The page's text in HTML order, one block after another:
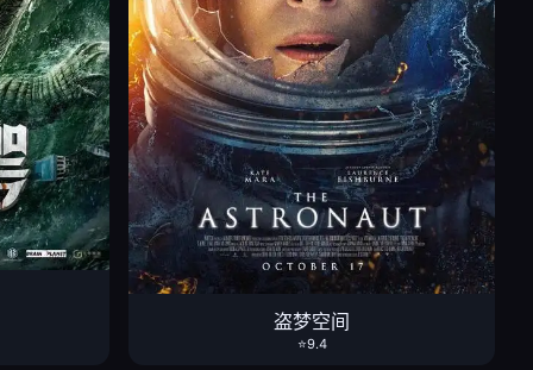
盗梦空间
⭐9.4